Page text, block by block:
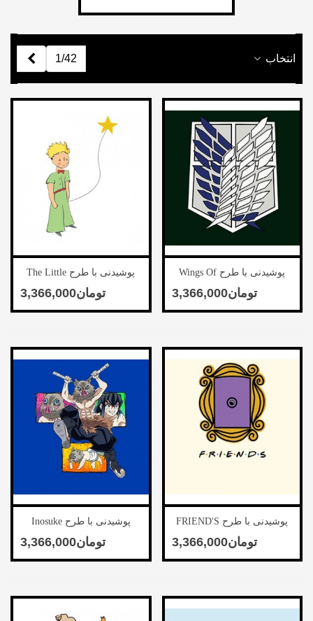
انتخاب 1/42
پوشیدنی با طرح Wings Of
Freedom-3
‎تومان3,366,000
پوشیدنی با طرح The Little
Prince-4
پوشیدنی با طرح FRIEND'S
DOOR FRAME
‎تومان3,366,000
پوشیدنی با طرح Inosuke
Hashibira